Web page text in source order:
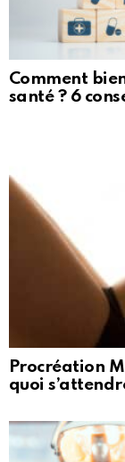
Comment
santé ? 6
Procréation
quoi